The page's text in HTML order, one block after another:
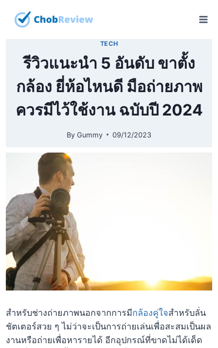
TECH
รีวิวแนะนำ 5 อันดับ ขาตั้ง
กล้อง ยี่ห้อไหนดี มือถ่ายภาพ
ควรมีไว้ใช้งาน ฉบับปี 2024
By Gummy 09/12/2023
สำหรับช่างถ่ายภาพนอกจากการมีกล้องคู่ใจสำหรับลั่น
ชัตเตอร์สวย ๆ ไม่ว่าจะเป็นการถ่ายเล่นเพื่อสะสมเป็นผล
งานหรือถ่ายเพื่อหารายได้ อีกอุปกรณ์ที่ขาดไม่ได้เด็ด